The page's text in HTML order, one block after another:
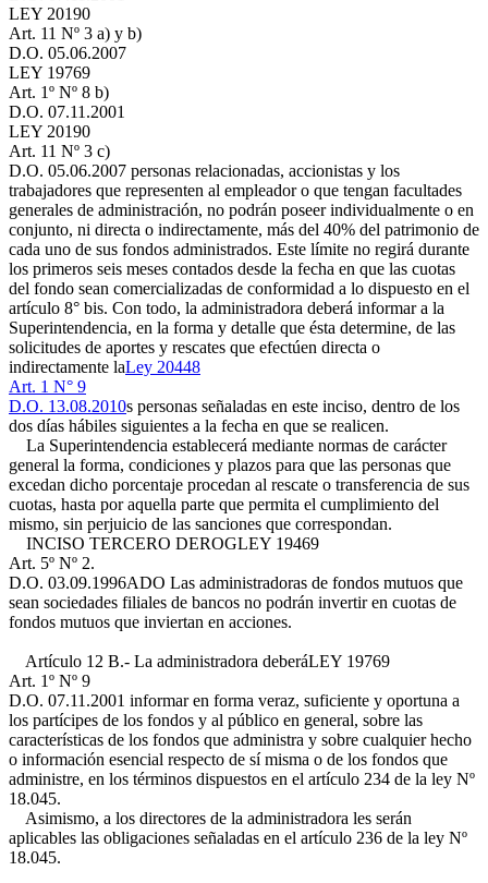
LEY 20190
Art. 11 Nº 3 a) y b)
D.O. 05.06.2007
LEY 19769
Art. 1º Nº 8 b)
D.O. 07.11.2001
LEY 20190
Art. 11 Nº 3 c)
D.O. 05.06.2007 personas relacionadas, accionistas y los
trabajadores que representen al empleador o que tengan facultades
generales de administración, no podrán poseer individualmente o en
conjunto, ni directa o indirectamente, más del 40% del patrimonio de
cada uno de sus fondos administrados. Este límite no regirá durante
los primeros seis meses contados desde la fecha en que las cuotas
del fondo sean comercializadas de conformidad a lo dispuesto en el
artículo 8° bis. Con todo, la administradora deberá informar a la
Superintendencia, en la forma y detalle que ésta determine, de las
solicitudes de aportes y rescates que efectúen directa o
indirectamente laLey 20448
Art. 1 N° 9
D.O. 13.08.2010s personas señaladas en este inciso, dentro de los
dos días hábiles siguientes a la fecha en que se realicen.
La Superintendencia establecerá mediante normas de carácter
general la forma, condiciones y plazos para que las personas que
excedan dicho porcentaje procedan al rescate o transferencia de sus
cuotas, hasta por aquella parte que permita el cumplimiento del
mismo, sin perjuicio de las sanciones que correspondan.
INCISO TERCERO DEROGLEY 19469
Art. 5º Nº 2.
D.O. 03.09.1996ADO Las administradoras de fondos mutuos que
sean sociedades filiales de bancos no podrán invertir en cuotas de
fondos mutuos que inviertan en acciones.
Artículo 12 B.- La administradora deberáLEY 19769
Art. 1º Nº 9
D.O. 07.11.2001 informar en forma veraz, suficiente y oportuna a
los partícipes de los fondos y al público en general, sobre las
características de los fondos que administra y sobre cualquier hecho
o información esencial respecto de sí misma o de los fondos que
administre, en los términos dispuestos en el artículo 234 de la ley Nº
18.045.
Asimismo, a los directores de la administradora les serán
aplicables las obligaciones señaladas en el artículo 236 de la ley Nº
18.045.